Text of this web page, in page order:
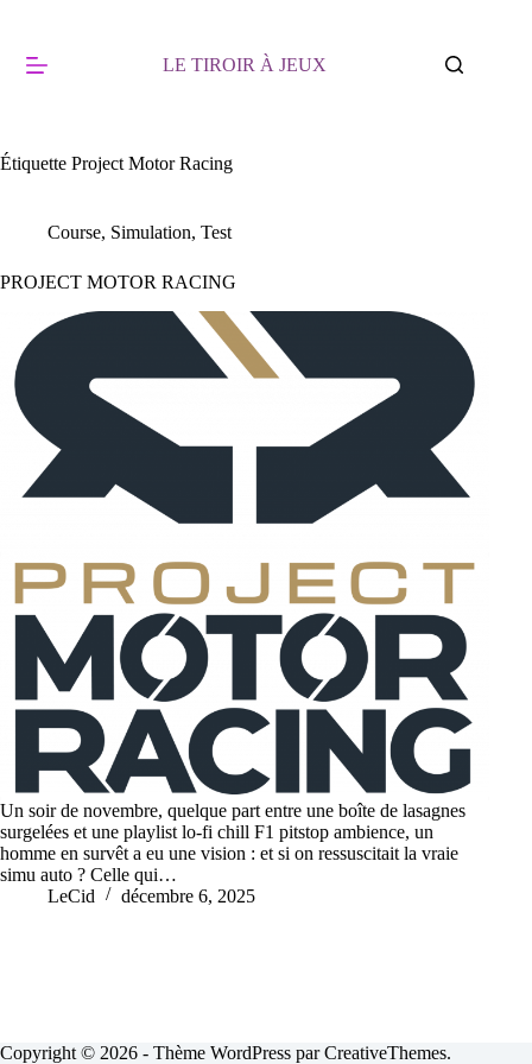
LE TIROIR À JEUX
Étiquette Project Motor Racing
Course, Simulation, Test
PROJECT MOTOR RACING
Un soir de novembre, quelque part entre une boîte de lasagnes
surgelées et une playlist lo-fi chill F1 pitstop ambience, un
homme en survêt a eu une vision : et si on ressuscitait la vraie
simu auto ? Celle qui…
LeCid
décembre 6, 2025
Copyright © 2026 - Thème WordPress parCreativeThemes.